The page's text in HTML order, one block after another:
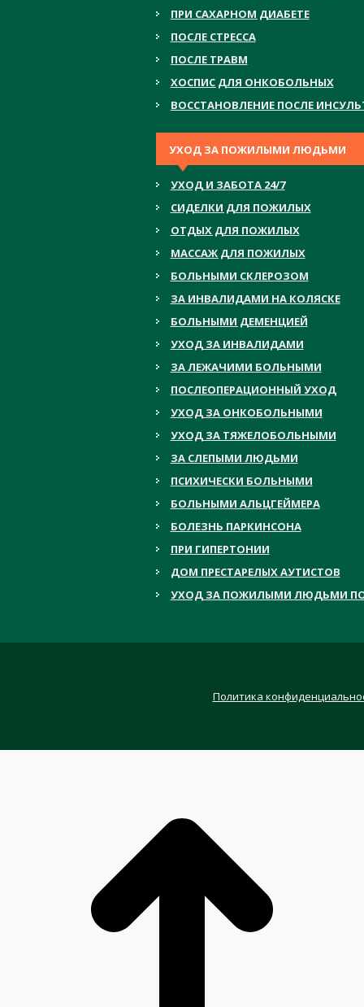
ПРИ САХАРНОМ ДИАБЕТЕ
ПОСЛЕ СТРЕССА
ПОСЛЕ ТРАВМ
ХОСПИС ДЛЯ ОНКОБОЛЬНЫХ
ВОССТАНОВЛЕНИЕ ПОСЛЕ
УХОД ЗА ПОЖИЛЫМИ ЛЮДЬМИ
УХОД И ЗАБОТА 24/7
СИДЕЛКИ ДЛЯ ПОЖИЛЫХ
ОТДЫХ ДЛЯ ПОЖИЛЫХ
МАССАЖ ДЛЯ ПОЖИЛЫХ
БОЛЬНЫМИ СКЛЕРОЗОМ
ЗА ИНВАЛИДАМИ НА КОЛЯСКЕ
БОЛЬНЫМИ ДЕМЕНЦИЕЙ
УХОД ЗА ИНВАЛИДАМИ
ЗА ЛЕЖАЧИМИ БОЛЬНЫМИ
ПОСЛЕОПЕРАЦИОННЫЙ УХОД
УХОД ЗА ОНКОБОЛЬНЫМИ
УХОД ЗА ТЯЖЕЛОБОЛЬНЫМИ
ЗА СЛЕПЫМИ ЛЮДЬМИ
ПСИХИЧЕСКИ БОЛЬНЫМИ
БОЛЬНЫМИ АЛЬЦГЕЙМЕРА
БОЛЕЗНЬ ПАРКИНСОНА
ПРИ ГИПЕРТОНИИ
ДОМ ПРЕСТАРЕЛЫХ АУТИСТОВ
УХОД ЗА ПОЖИЛЫМИ ЛЮДЬМИ
Политика